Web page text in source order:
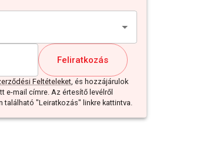
Feliratkozás
Feltételeket, és hozzájárulok
e-mail címre. Az értesítő levélről
található "Leiratkozás" linkre kattintva.